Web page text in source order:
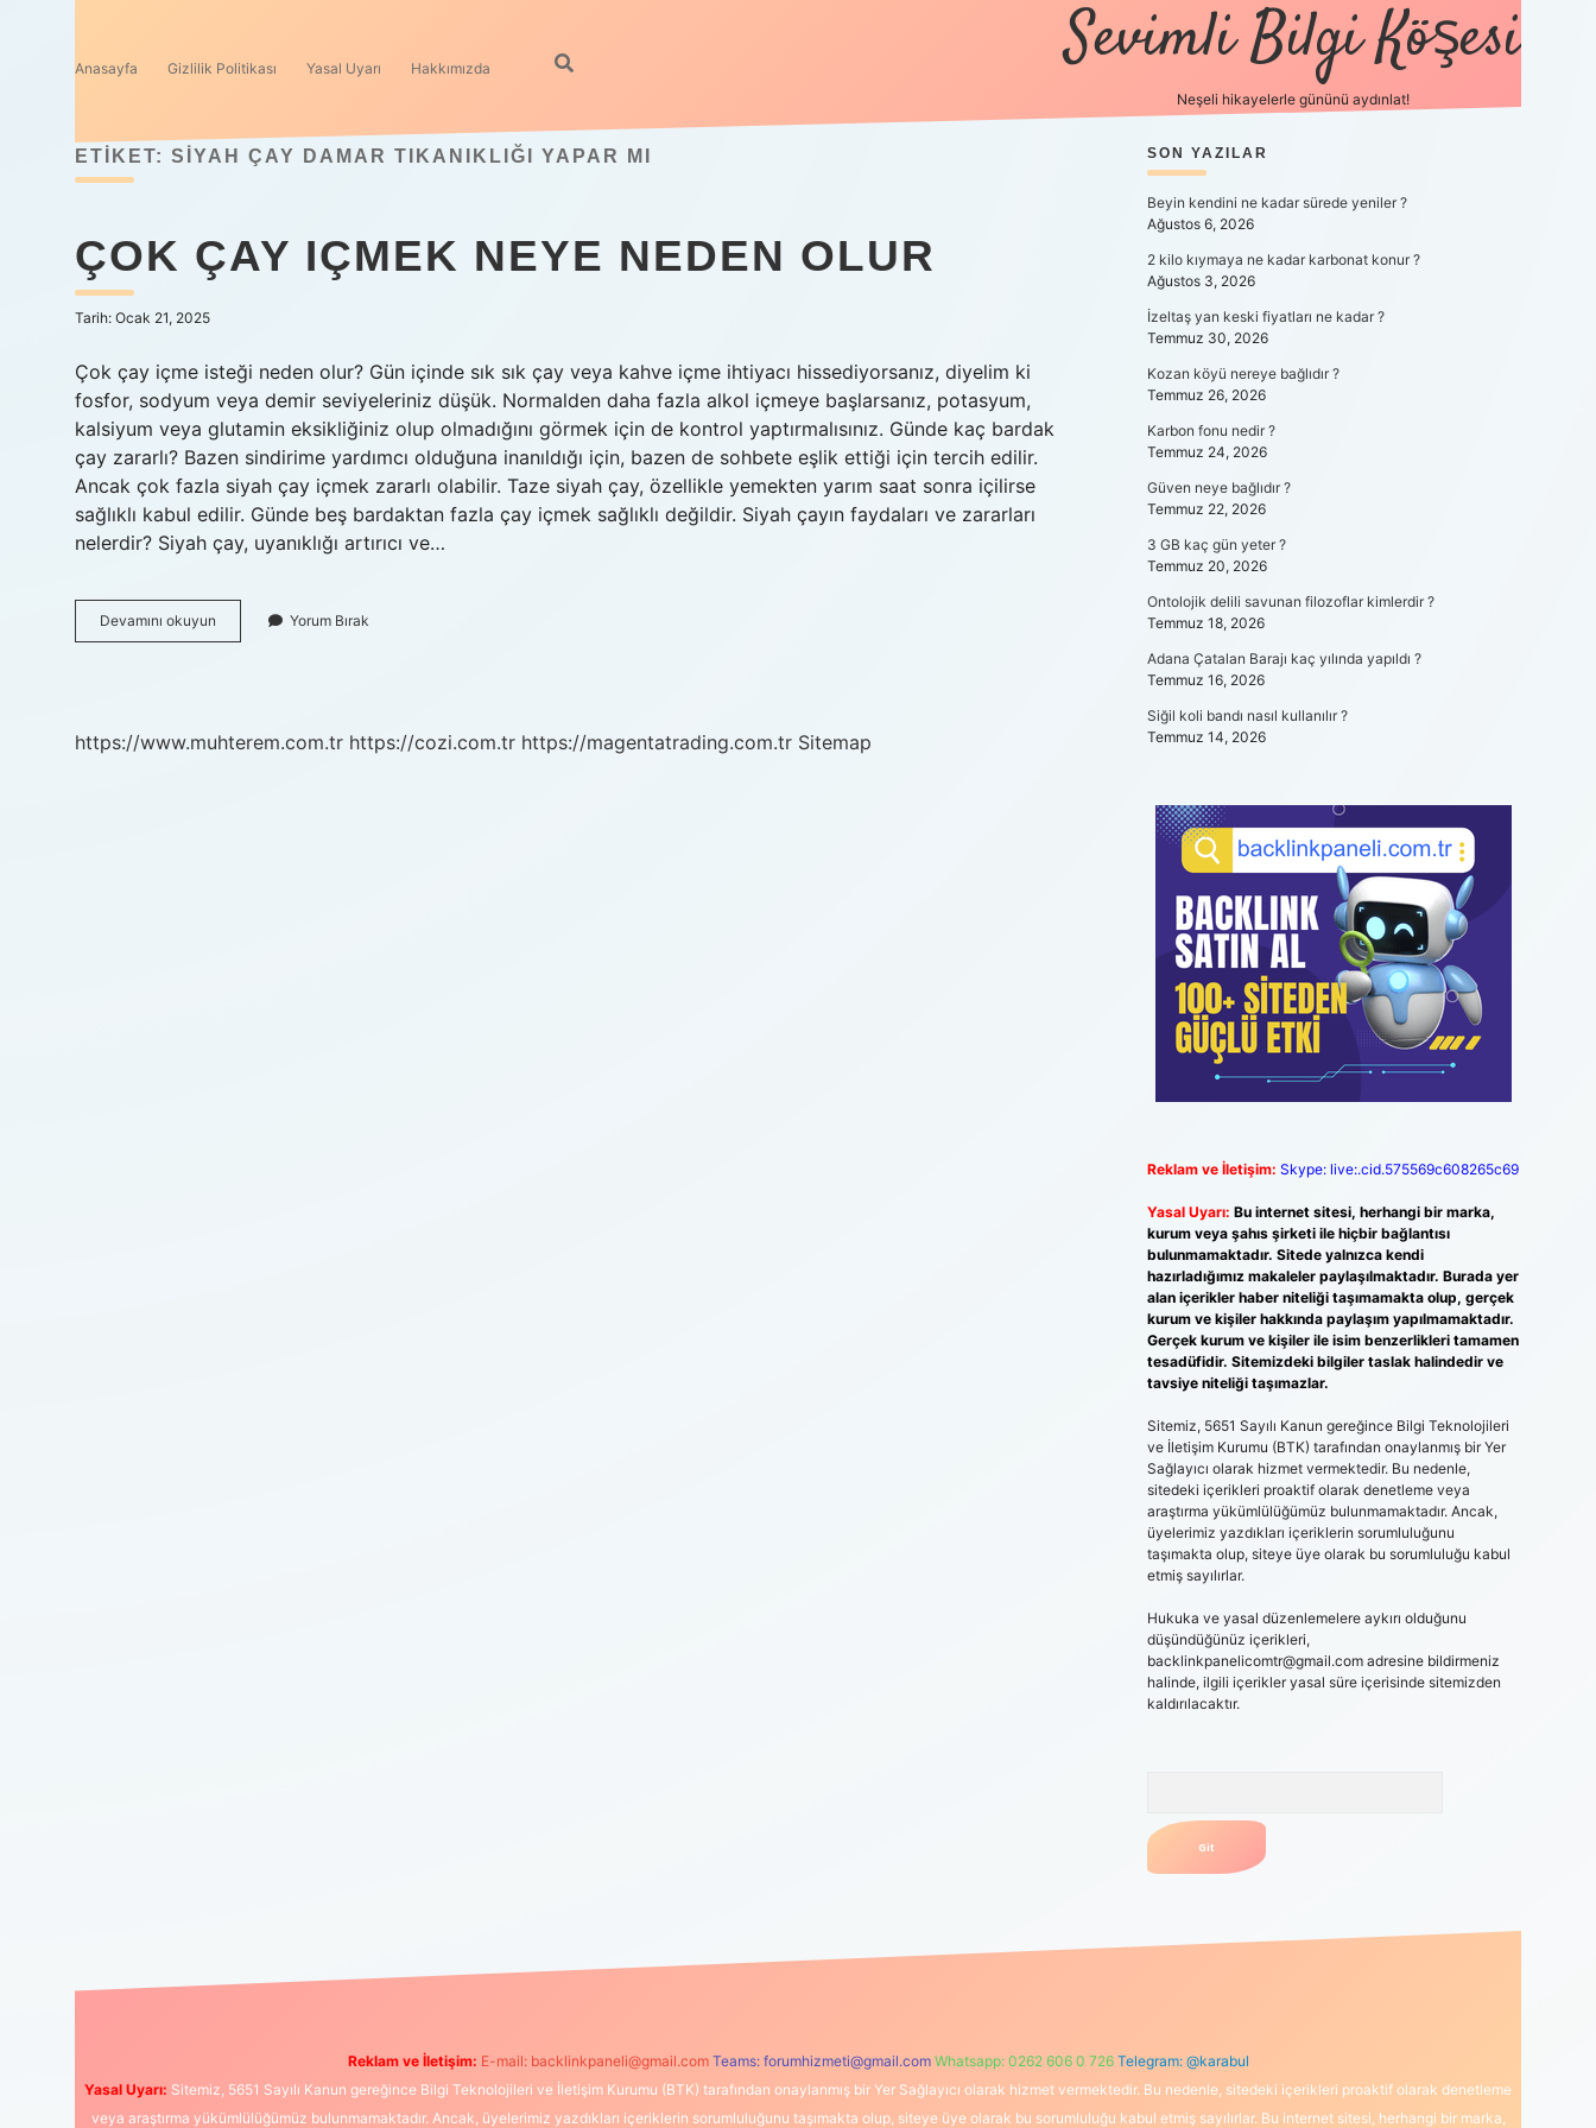
Anasayfa Gizlilik Politikası Yasal Uyarı Hakkımızda Sevimli Bilgi Köşesi
Neşeli hikayelerle gününü aydınlat!
ETIKET: SIYAH ÇAY DAMAR TIKANIKLIĞI YAPAR MI
ÇOK ÇAY IÇMEK NEYE NEDEN OLUR
Tarih: Ocak 21, 2025
Çok çay içme isteği neden olur? Gün içinde sık sık çay veya kahve içme ihtiyacı hissediyorsanız, diyelim ki
fosfor, sodyum veya demir seviyeleriniz düşük. Normalden daha fazla alkol içmeye başlarsanız, potasyum,
kalsiyum veya glutamin eksikliğiniz olup olmadığını görmek için de kontrol yaptırmalısınız. Günde kaç bardak
çay zararlı? Bazen sindirime yardımcı olduğuna inanıldığı için, bazen de sohbete eşlik ettiği için tercih edilir.
Ancak çok fazla siyah çay içmek zararlı olabilir. Taze siyah çay, özellikle yemekten yarım saat sonra içilirse
sağlıklı kabul edilir. Günde beş bardaktan fazla çay içmek sağlıklı değildir. Siyah çayın faydaları ve zararları
nelerdir? Siyah çay, uyanıklığı artırıcı ve…
Devamını okuyun
Çay
Yorum Bırak
https://www.muhterem.com.tr https://cozi.com.tr https://magentatrading.com.tr Sitemap
SIDEBAR
SON YAZILAR
Beyin kendini ne kadar sürede yeniler ?
Ağustos 6, 2026
2 kilo kıymaya ne kadar karbonat konur ?
Ağustos 3, 2026
İzeltaş yan keski fiyatları ne kadar ?
Temmuz 30, 2026
Kozan köyü nereye bağlıdır ?
Temmuz 26, 2026
Karbon fonu nedir ?
Temmuz 24, 2026
Güven neye bağlıdır ?
Temmuz 22, 2026
3 GB kaç gün yeter ?
Temmuz 20, 2026
Ontolojik delili savunan filozoflar kimlerdir ?
Temmuz 18, 2026
Adana Çatalan Barajı kaç yılında yapıldı ?
Temmuz 16, 2026
Siğil koli bandı nasıl kullanılır ?
Temmuz 14, 2026
Reklam ve İletişim: Skype: live:.cid.575569c608265c69
Yasal Uyarı: Bu internet sitesi, herhangi bir marka,
kurum veya şahıs şirketi ile hiçbir bağlantısı
bulunmamaktadır. Sitede yalnızca kendi
hazırladığımız makaleler paylaşılmaktadır. Burada yer
alan içerikler haber niteliği taşımamakta olup, gerçek
kurum ve kişiler hakkında paylaşım yapılmamaktadır.
Gerçek kurum ve kişiler ile isim benzerlikleri tamamen
tesadüfidir. Sitemizdeki bilgiler taslak halindedir ve
tavsiye niteliği taşımazlar.
Sitemiz, 5651 Sayılı Kanun gereğince Bilgi Teknolojileri
ve İletişim Kurumu (BTK) tarafından onaylanmış bir Yer
Sağlayıcı olarak hizmet vermektedir. Bu nedenle,
sitedeki içerikleri proaktif olarak denetleme veya
araştırma yükümlülüğümüz bulunmamaktadır. Ancak,
üyelerimiz yazdıkları içeriklerin sorumluluğunu
taşımakta olup, siteye üye olarak bu sorumluluğu kabul
etmiş sayılırlar.
Hukuka ve yasal düzenlemelere aykırı olduğunu
düşündüğünüz içerikleri,
backlinkpanelicomtr@gmail.comadresine bildirmeniz
halinde, ilgili içerikler yasal süre içerisinde sitemizden
kaldırılacaktır.
Reklam ve İletişim: E-mail: backlinkpaneli@gmail.com Teams: forumhizmeti@gmail.com Whatsapp: 0262 606 0 726 Telegram: @karabul
Yasal Uyarı: Sitemiz, 5651 Sayılı Kanun gereğince Bilgi Teknolojileri ve İletişim Kurumu (BTK) tarafından onaylanmış bir Yer Sağlayıcı olarak hizmet vermektedir. Bu nedenle, sitedeki içerikleri proaktif olarak denetleme
veya araştırma yükümlülüğümüz bulunmamaktadır. Ancak, üyelerimiz yazdıkları içeriklerin sorumluluğunu taşımakta olup, siteye üye olarak bu sorumluluğu kabul etmiş sayılırlar. Bu internet sitesi, herhangi bir marka,